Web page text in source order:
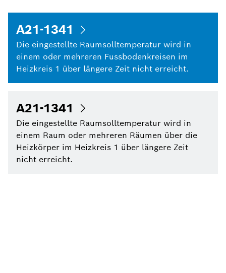
A21-1341
Die eingestellte Raumsolltemperatur wird in
einem oder mehreren Fussbodenkreisen im
Heizkreis 1 über längere Zeit nicht erreicht.
A21-1341
Die eingestellte Raumsolltemperatur wird in
einem Raum oder mehreren Räumen über die
Heizkörper im Heizkreis 1 über längere Zeit
nicht erreicht.